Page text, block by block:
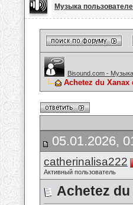
Музыка
Bisound.com -
Achetez du
05.01.2026,
catherinalisa222
Активный пользователь
Achetez